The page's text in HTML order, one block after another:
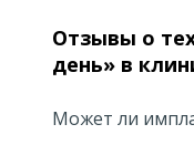
Отзывы о
день» в
Может ли